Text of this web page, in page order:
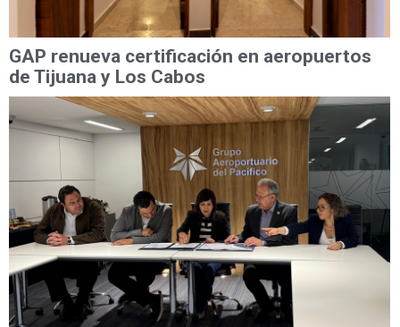
GAP renueva certificación en aeropuertos
de Tijuana y Los Cabos